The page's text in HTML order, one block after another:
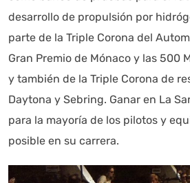
desarrollo de propulsión por
parte de la Triple Corona del
Gran Premio de Mónaco y las 500
y también de la Triple Corona de
Daytona y Sebring. Ganar en La
para la mayoría de los pilotos y
posible en su carrera.